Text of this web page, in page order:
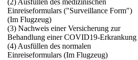
(2) Ausfüllen des medizinischen
Einreiseformulars ("Surveillance Form")
(Im Flugzeug)
(3) Nachweis einer Versicherung zur
Behandlung einer COVID19-Erkrankung
(4) Ausfüllen des normalen
Einreiseformulars (Im Flugzeug)